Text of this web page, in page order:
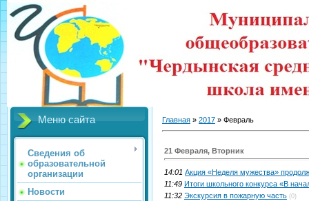
Меню сайта
Сведения об
образовательной
организации
Новости
Главная » 2017 » Февраль
21 Февраля, Вторник
14:01 Акция «Неделя мужества»
11:49 Итоги школьного конкурса «В
11:32 Экскурсия в пожарную часть (0)